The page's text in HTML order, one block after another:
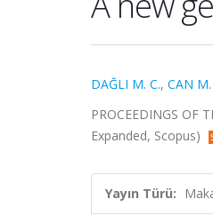
DAĞLI M. C., CAN M.
PROCEEDINGS OF
Expanded, Scopus)
Yayın Türü: